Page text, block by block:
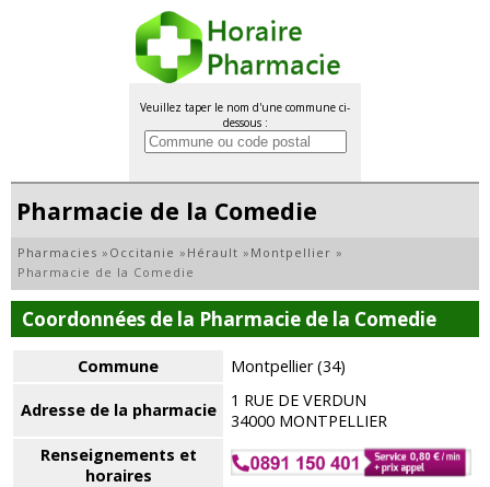
Veuillez taper le nom d'une commune ci-
dessous :
Pharmacie de la Comedie
Pharmacies » Occitanie » Hérault » Montpellier »
Pharmacie de la Comedie
Coordonnées de la Pharmacie de la Comedie
Commune Montpellier (34)
Adresse de la pharmacie
1 RUE DE VERDUN
34000 MONTPELLIER
Renseignements et
horaires